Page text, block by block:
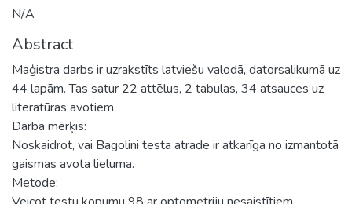
N/A
Abstract
Maģistra darbs ir uzrakstīts latviešu valodā, datorsalikumā uz
44 lapām. Tas satur 22 attēlus, 2 tabulas, 34 atsauces uz
literatūras avotiem.
Darba mērķis:
Noskaidrot, vai Bagolini testa atrade ir atkarīga no izmantotā
gaismas avota lieluma.
Metode: